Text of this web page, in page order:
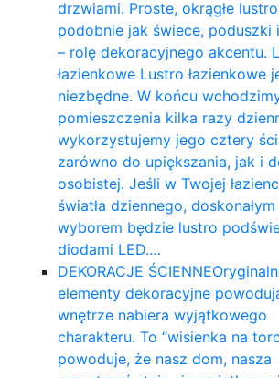
drzwiami. Proste, okrągłe lustro
podobnie jak świece, poduszki
– rolę dekoracyjnego akcentu.
łazienkowe Lustro łazienkowe
niezbędne. W końcu
pomieszczenia kilka razy
wykorzystujemy jego cztery
zarówno do upiększania, jak i
osobistej. Jeśli w Twojej
światła dziennego, doskonałym
wyborem będzie lustro
diodami LED.…
DEKORACJE ŚCIENNE
elementy dekoracyjne
wnętrze nabiera wyjątkowego
charakteru. To “wisienka na
powoduje, że nasz dom, nasza